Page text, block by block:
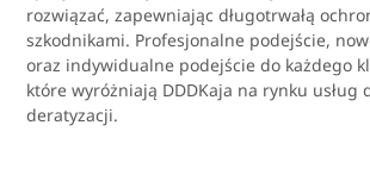
rozwiązać, zapewniając długotrwałą
szkodnikami. Profesjonalne podejście,
oraz indywidualne podejście do każdego
które wyróżniają DDDKaja na rynku usług
deratyzacji.